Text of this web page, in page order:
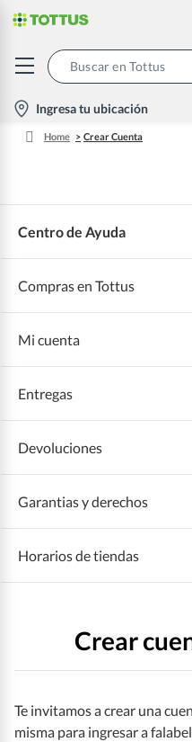
location-
icon
Ingresa tu ubicación
Home Crear Cuenta
Centro de Ayuda
Compras en Tottus
Promociones
Mi cuenta
Recuperar o
Modificar
Medios de pago
Desactivar
Entregas
Tipos de entrega
Horario y
Estado del
Cancelar el
Devoluciones
Devolver
Productos con
Garantias y derechos
Satisfacción
Horarios de tiendas
Crear
Te invitamos a crear una
misma para ingresar a